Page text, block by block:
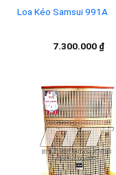
Loa Kéo Samsui 991A
7.300.000 ₫